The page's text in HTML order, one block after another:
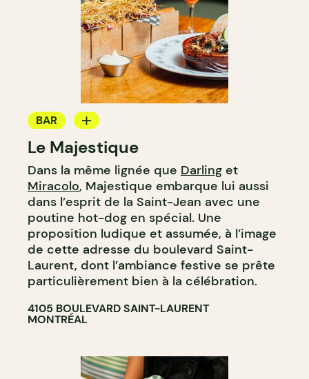
BAR
BAR À VIN
BAR À COCKTAIL
Le Majestique
Dans la même lignée que Darling et
Miracolo, Majestique embarque lui aussi
dans l’esprit de la Saint-Jean avec une
poutine hot-dog en spécial. Une
proposition ludique et assumée, à l’image
de cette adresse du boulevard Saint-
Laurent, dont l’ambiance festive se prête
particulièrement bien à la célébration.
4105 BOULEVARD SAINT-LAURENT
MONTRÉAL